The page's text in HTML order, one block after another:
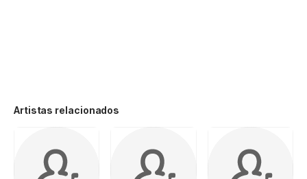
Artistas relacionados